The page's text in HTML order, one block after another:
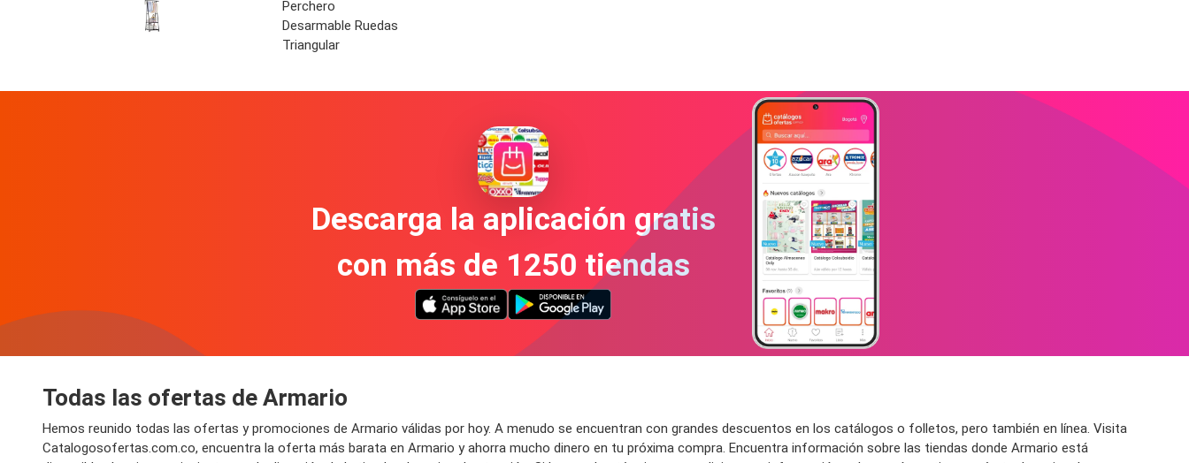
Perchero
Desarmable Ruedas
Triangular
Descarga la aplicación gratis
con más de 1250 tiendas
Todas las ofertas de Armario
Hemos reunido todas las ofertas y promociones de Armario válidas por hoy. A menudo se encuentran con grandes descuentos en los catálogos o folletos, pero también en línea. Visita
Catalogosofertas.com.co, encuentra la oferta más barata en Armario y ahorra mucho dinero en tu próxima compra. Encuentra información sobre las tiendas donde Armario está